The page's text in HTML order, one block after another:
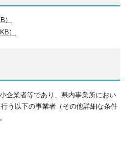
）
）
企業者等であり、県内事業所におい
う以下の事業者（その他詳細な条件